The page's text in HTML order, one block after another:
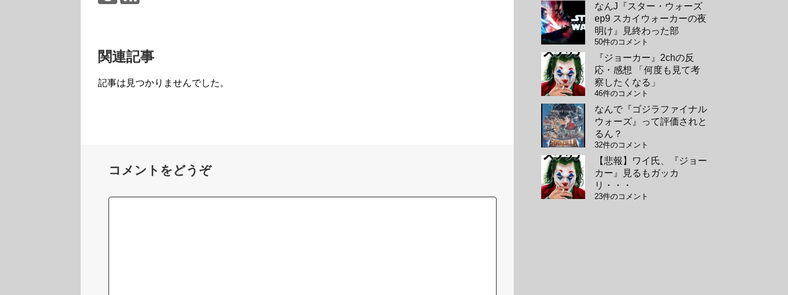
関連記事
記事は見つかりませんでした。
コメントをどうぞ
なんJ『スター・ウォーズ
ep9 スカイウォーカーの夜
明け』見終わった部
50件のコメント
『ジョーカー』2chの反
応・感想 「何度も見て考
察したくなる」
46件のコメント
なんで『ゴジラファイナル
ウォーズ』って評価されと
るん？
32件のコメント
【悲報】ワイ氏、『ジョー
カー』見るもガッカ
リ・・・
23件のコメント